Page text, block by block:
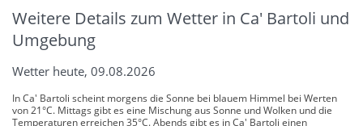
Weitere Details zum Wetter in Ca' Bartoli und
Umgebung
Wetter heute, 09.08.2026
In Ca' Bartoli scheint morgens die Sonne bei blauem Himmel bei Werten
von 21°C. Mittags gibt es eine Mischung aus Sonne und Wolken und die
Temperaturen erreichen 35°C. Abends gibt es in Ca' Bartoli einen